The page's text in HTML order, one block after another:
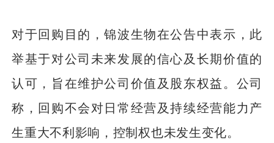
对于回购目的，锦波生物在公告中表示，此
举基于对公司未来发展的信心及长期价值的
认可，旨在维护公司价值及股东权益。公司
称，回购不会对日常经营及持续经营能力产
生重大不利影响，控制权也未发生变化。